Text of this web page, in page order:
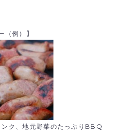
（例）】
ンク、地元野菜のたっぷりBBQ